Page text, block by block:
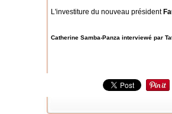
L'investiture du nouveau président
Catherine Samba-Panza interviewé par